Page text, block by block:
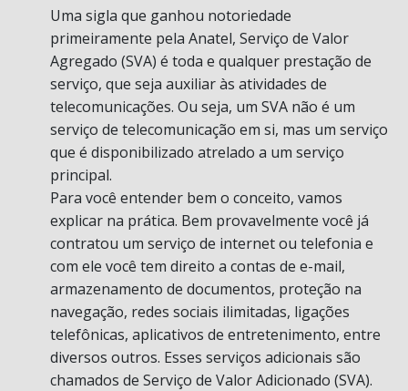
Uma sigla que ganhou notoriedade
primeiramente pela Anatel, Serviço de Valor
Agregado (SVA) é toda e qualquer prestação de
serviço, que seja auxiliar às atividades de
telecomunicações. Ou seja, um SVA não é um
serviço de telecomunicação em si, mas um serviço
que é disponibilizado atrelado a um serviço
principal.
Para você entender bem o conceito, vamos
explicar na prática. Bem provavelmente você já
contratou um serviço de internet ou telefonia e
com ele você tem direito a contas de e-mail,
armazenamento de documentos, proteção na
navegação, redes sociais ilimitadas, ligações
telefônicas, aplicativos de entretenimento, entre
diversos outros. Esses serviços adicionais são
chamados de Serviço de Valor Adicionado (SVA).